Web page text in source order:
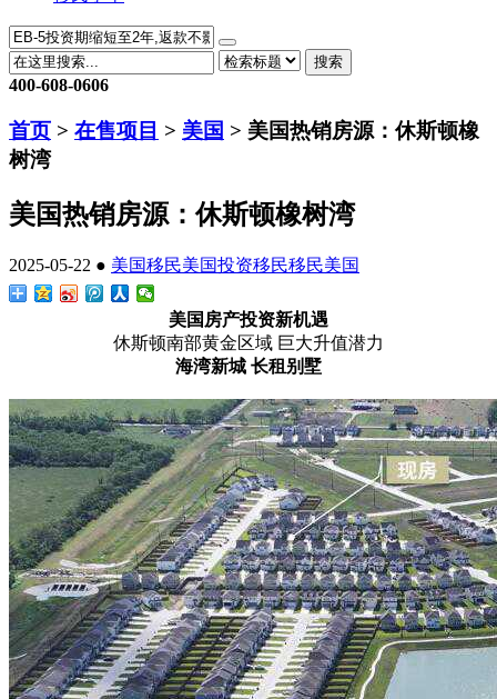
搜索
400-608-0606
首页 > 在售项目 > 美国 > 美国热销房源：休斯顿橡
树湾
美国热销房源：休斯顿橡树湾
2025-05-22 ● 美国移民美国投资移民移民美国
美国房产投资新机遇
休斯顿南部黄金区域 巨大升值潜力
海湾新城 长租别墅